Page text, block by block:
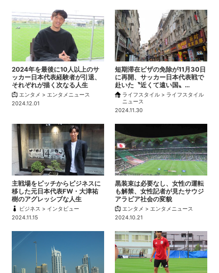
2024年を最後に10人以上のサ
ッカー日本代表経験者が引退、
それぞれが描く次なる人生
エンタメ > エンタメニュース
2024.12.01
短期滞在ビザの免除が11月30日
に再開、サッカー日本代表戦で
赴いた〝近くて遠い国〟…
ライフスタイル > ライフスタイル
ニュース
2024.11.30
主戦場をピッチからビジネスに
移した元日本代表FW・大津祐
樹のアグレッシブな人生
ビジネス > インタビュー
2024.11.15
黒装束は必要なし、女性の運転
も解禁、女性記者が見たサウジ
アラビア社会の変貌
エンタメ > エンタメニュース
2024.10.21